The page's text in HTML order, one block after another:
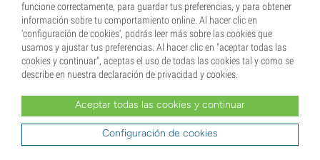
que te interesan, o deja que tu olfato te dirija hacia una
experiencia más personalizada.
Puedes recrear cualquiera de estos perfiles en casa con
líquidos y sprays de terpenos puros.
funcione correctamente, para guardar tus preferencias, y para obtener
información sobre tu comportamiento online. Al hacer clic en
'configuración de cookies', podrás leer más sobre las cookies que
usamos y ajustar tus preferencias. Al hacer clic en "aceptar todas las
cookies y continuar", aceptas el uso de todas las cookies tal y como se
describe en nuestra declaración de privacidad y cookies.
Aceptar todas las cookies y continuar
Configuración de cookies